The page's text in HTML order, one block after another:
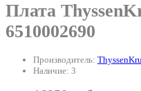
Плата
6510002690
Производитель:
Наличие: 3